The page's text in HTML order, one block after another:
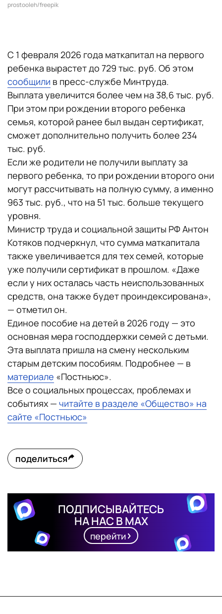
prostooleh/freepik
С 1 февраля 2026 года маткапитал на первого
ребенка вырастет до 729 тыс. руб. Об этом
сообщили в пресс-службе Минтруда.
Выплата увеличится более чем на 38,6 тыс. руб.
При этом при рождении второго ребенка
семья, которой ранее был выдан сертификат,
сможет дополнительно получить более 234
тыс. руб.
Если же родители не получили выплату за
первого ребенка, то при рождении второго они
могут рассчитывать на полную сумму, а именно
963 тыс. руб., что на 51 тыс. больше текущего
уровня.
Министр труда и социальной защиты РФ Антон
Котяков подчеркнул, что сумма маткапитала
также увеличивается для тех семей, которые
уже получили сертификат в прошлом. «Даже
если у них осталась часть неиспользованных
средств, она также будет проиндексирована»,
— отметил он.
Единое пособие на детей в 2026 году — это
основная мера господдержки семей с детьми.
Эта выплата пришла на смену нескольким
старым детским пособиям. Подробнее — в
материале «Постньюс».
Все о социальных процессах, проблемах и
событиях — читайте в разделе «Общество» на
сайте «Постньюс»
поделиться
ПОДПИСЫВАЙТЕСЬ
НА НАС В MAX
перейти